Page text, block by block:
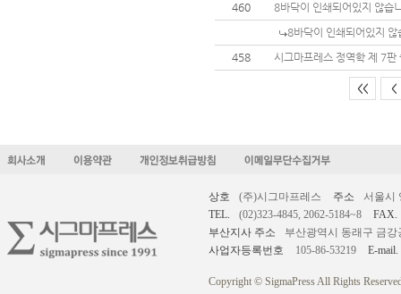
460
8바닥이 인쇄되어있지 않습
8바닥이 인쇄되어있지 않
458
시그마프레스 정역학 제 7
<< <
상호 (주)시그마프레스 주소
서울시
TEL.
(02)323-4845, 2062-5184~8
FAX.
부산지사 주소
부산광역시 동래구 금강
사업자등록번호
105-86-53219 E-mail.
Copyright © SigmaPress All Rights